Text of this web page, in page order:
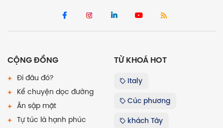
CỘNG ĐỒNG
Đi đâu đó?
Kể chuyện dọc đường
Ăn sập mặt
Tự túc là hạnh phúc
TỪ KHOÁ HOT
Italy
Cúc phương
khách Tây